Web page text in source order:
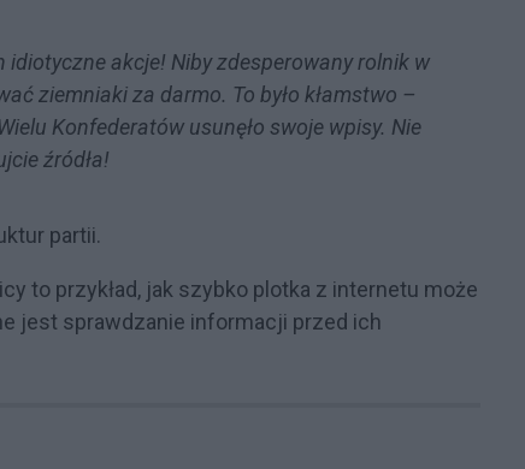
idiotyczne akcje! Niby zdesperowany rolnik w
ziemniaki za darmo. To było kłamstwo –
Konfederatów usunęło swoje wpisy. Nie
źródła!
partii.
to przykład, jak szybko plotka z internetu może
jest sprawdzanie informacji przed ich